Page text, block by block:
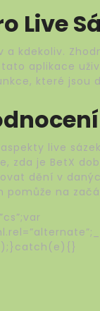
Live
a kdekoliv.
aplikace
které jsou
live
zda je BetX
dění v
pomůže na